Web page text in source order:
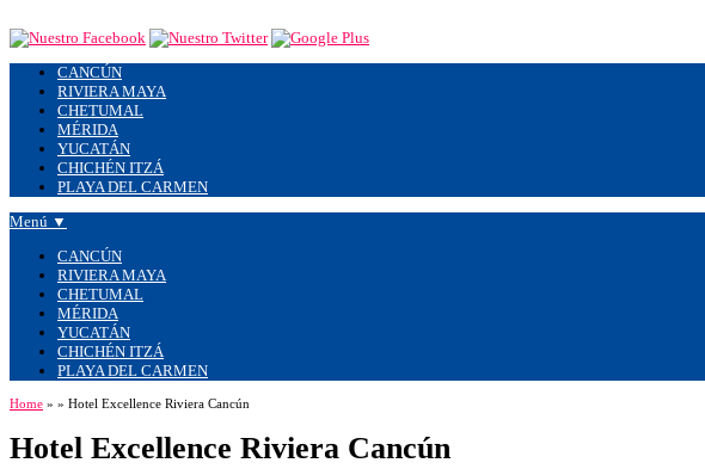
CANCÚN
RIVIERA MAYA
CHETUMAL
MÉRIDA
YUCATÁN
CHICHÉN ITZÁ
PLAYA DEL CARMEN
Menú ▼
CANCÚN
RIVIERA MAYA
CHETUMAL
MÉRIDA
YUCATÁN
CHICHÉN ITZÁ
PLAYA DEL CARMEN
Home » » Hotel Excellence Riviera Cancún
Hotel Excellence Riviera Cancún